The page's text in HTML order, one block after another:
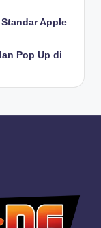
Apple
Pop Up di